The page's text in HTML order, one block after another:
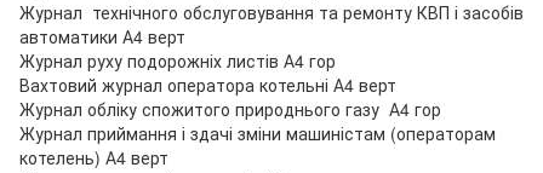
Журнал технічного обслуговування та ремонту КВП і засобів
автоматики А4 верт
Журнал руху подорожніх листів А4 гор
Вахтовий журнал оператора котельні А4 верт
Журнал обліку спожитого природнього газу А4 гор
Журнал приймання і здачі зміни машиністам (операторам
котелень) А4 верт